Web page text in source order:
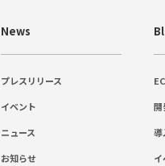
News
プレスリリース
イベント
ニュース
お知らせ
開
導